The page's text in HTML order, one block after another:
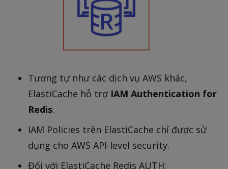
Tương tự như các dịch vụ AWS khác,
ElastiCache hỗ trợ IAM Authentication for
Redis.
IAM Policies trên ElastiCache chỉ được sử
dụng cho AWS API-level security.
Đối với ElastiCache Redis AUTH: